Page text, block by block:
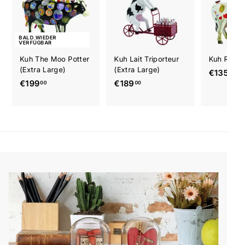
BALD WIEDER
VERFÜGBAR
Kuh The Moo Potter
(Extra Large)
€19900€
,
Kuh Lait Triporteur
(Extra Large)
€18900€
,
Kuh